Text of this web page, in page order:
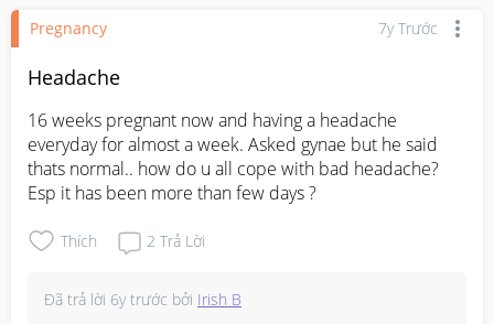
Pregnancy 7y Trước
Headache
16 weeks pregnant now and having a headache
everyday for almost a week. Asked gynae but he said
thats normal.. how do u all cope with bad headache?
Esp it has been more than few days ?
Thích 2 Trả Lời
Đã trả lời 6y trước bởi Irish B